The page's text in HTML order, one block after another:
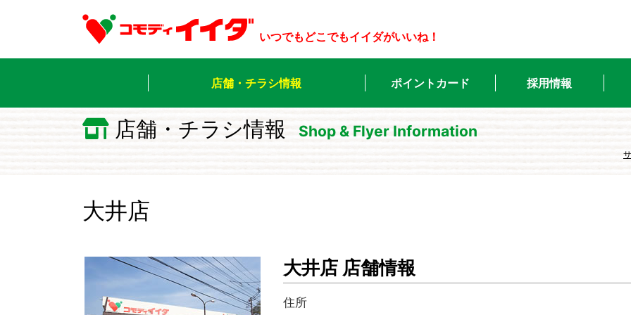
いつでもどこでもイイダがいいね！
店舗・チラシ情報 ポイントカード 採用情報
店舗・チラシ情報 Shop & Flyer Information
大井店
大井店 店舗情報
住所